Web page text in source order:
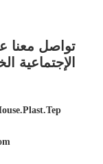
تواصل معنا
الإجتماعية